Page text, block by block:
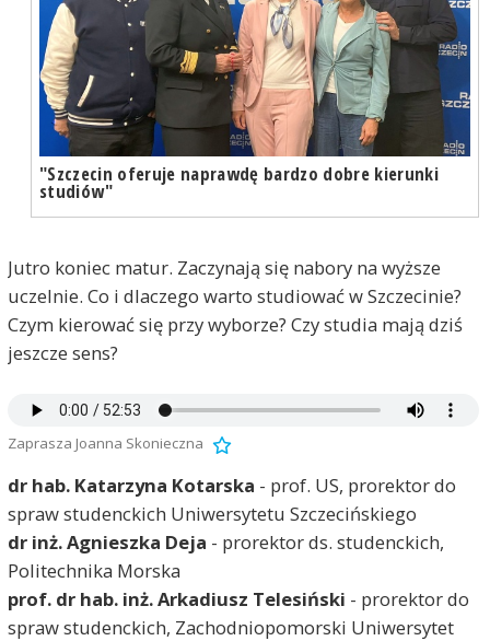
"Szczecin oferuje naprawdę bardzo dobre kierunki
studiów"
Jutro koniec matur. Zaczynają się nabory na wyższe
uczelnie. Co i dlaczego warto studiować w Szczecinie?
Czym kierować się przy wyborze? Czy studia mają dziś
jeszcze sens?
Zaprasza Joanna Skonieczna
dr hab. Katarzyna Kotarska - prof. US, prorektor do
spraw studenckich Uniwersytetu Szczecińskiego
dr inż. Agnieszka Deja - prorektor ds. studenckich,
Politechnika Morska
prof. dr hab. inż. Arkadiusz Telesiński - prorektor do
spraw studenckich, Zachodniopomorski Uniwersytet